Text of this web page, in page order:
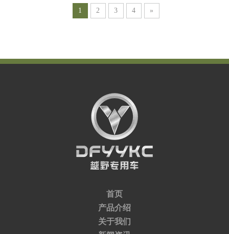
1 2 3 4 »
首页
产品介绍
关于我们